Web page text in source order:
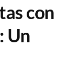
con
Un